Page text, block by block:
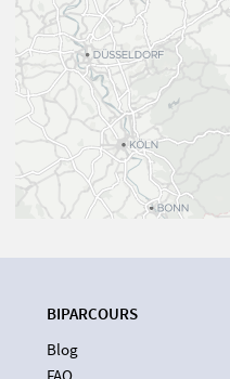
BIPARCOURS
Blog